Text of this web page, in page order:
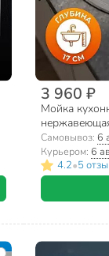
3 960 ₽
Мойка
сифон,
Самовывоз: 6
Курьером: 6
4.2•5